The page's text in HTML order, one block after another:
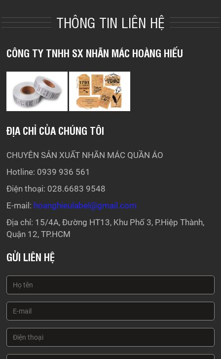
THÔNG TIN LIÊN HỆ
CÔNG TY TNHH SX NHÃN MÁC HOÀNG HIẾU
ĐỊA CHỈ CỦA CHÚNG TÔI
CHUYÊN SẢN XUẤT NHÃN MÁC QUẦN ÁO
Hotline: 0939 936 561
Điện thoại: 028.6683 9548
E-mail: hoanghieulabel@gmail.com
Địa chỉ: 15/4A, Đường HT13, Khu Phố 3, P.Hiệp Thành,
Quận 12, TP.HCM
GỬI LIÊN HỆ